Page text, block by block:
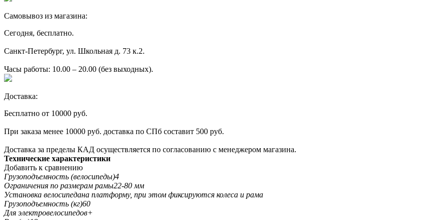
Самовывоз из магазина:
Сегодня, бесплатно.
Санкт-Петербург, ул. Школьная д. 73 к.2.
Часы работы: 10.00 – 20.00 (без выходных).
Доставка:
Бесплатно от 10000 руб.
При заказа менее 10000 руб. доставка по СПб составит 500 руб.
Доставка за пределы КАД осуществляется по согласованию с менеджером магазина.
Технические характеристики
Добавить к сравнению
Грузоподъемность (велосипеды)4
Ограничения по размерам рамы22-80 мм
Установка велосипедана платформу, при этом фиксируются колеса и рама
Грузоподъемность (кг)60
Для электровелосипедов+